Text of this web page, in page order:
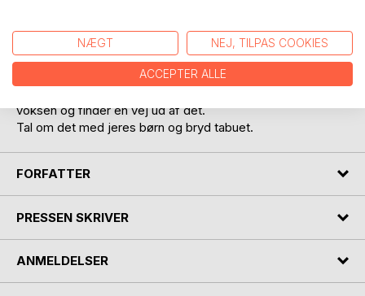
Bogen handler om Asbjørn som barn og om hvordan han
beskytter sig selv i en usynlig dragt for at undgå råb og
voksen og finder en vej ud af det.
Tal om det med jeres børn og bryd tabuet.
FORFATTER
PRESSEN SKRIVER
ANMELDELSER
NÆGT NEJ, TILPAS COOKIES
ACCEPTER ALLE